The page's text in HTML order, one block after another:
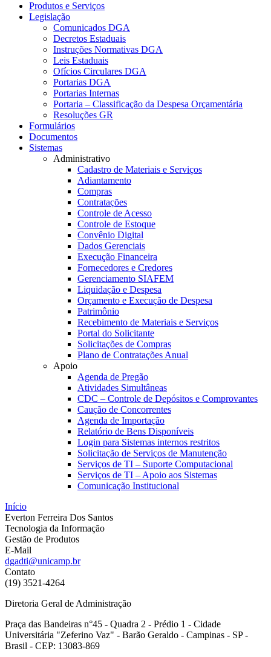
Produtos e Serviços
Legislação
Comunicados DGA
Decretos Estaduais
Instruções Normativas DGA
Leis Estaduais
Ofícios Circulares DGA
Portarias DGA
Portarias Internas
Portaria – Classificação da Despesa Orçamentária
Resoluções GR
Formulários
Documentos
Sistemas
Administrativo
Cadastro de Materiais e Serviços
Adiantamento
Compras
Contratações
Controle de Acesso
Controle de Estoque
Convênio Digital
Dados Gerenciais
Execução Financeira
Fornecedores e Credores
Gerenciamento SIAFEM
Liquidação e Despesa
Orçamento e Execução de Despesa
Patrimônio
Recebimento de Materiais e Serviços
Portal do Solicitante
Solicitações de Compras
Plano de Contratações Anual
Apoio
Agenda de Pregão
Atividades Simultâneas
CDC – Controle de Depósitos e Comprovantes
Caução de Concorrentes
Agenda de Importação
Relatório de Bens Disponíveis
Login para Sistemas internos restritos
Solicitação de Serviços de Manutenção
Serviços de TI – Suporte Computacional
Serviços de TI – Apoio aos Sistemas
Comunicação Institucional
Início
Everton Ferreira Dos Santos
Tecnologia da Informação
Gestão de Produtos
E-Mail
dgadti@unicamp.br
Contato
(19) 3521-4264
Diretoria Geral de Administração
Praça das Bandeiras n°45 - Quadra 2 - Prédio 1 - Cidade
Universitária "Zeferino Vaz" - Barão Geraldo - Campinas - SP -
Brasil - CEP: 13083-869